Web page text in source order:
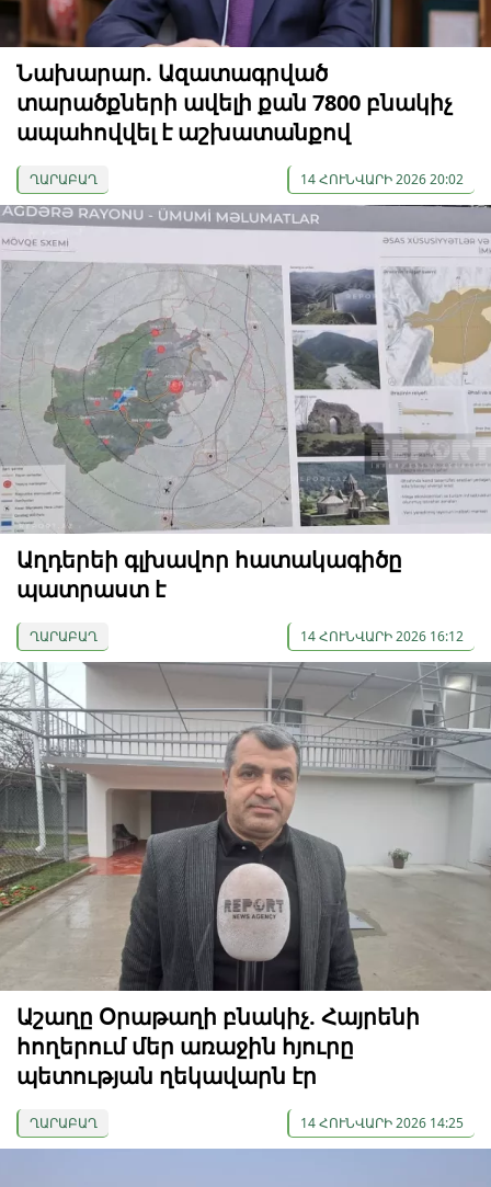
Նախարար. Ազատագրված
տարածքների ավելի քան 7800 բնակիչ
ապահովվել է աշխատանքով
ՂԱՐԱԲԱՂ 14 ՀՈՒՆՎԱՐԻ 2026 20:02
Աղդերեի գլխավոր հատակագիծը
պատրաստ է
ՂԱՐԱԲԱՂ 14 ՀՈՒՆՎԱՐԻ 2026 16:12
Աշաղը Օրաթաղի բնակիչ. Հայրենի
հողերում մեր առաջին հյուրը
պետության ղեկավարն էր
ՂԱՐԱԲԱՂ 14 ՀՈՒՆՎԱՐԻ 2026 14:25